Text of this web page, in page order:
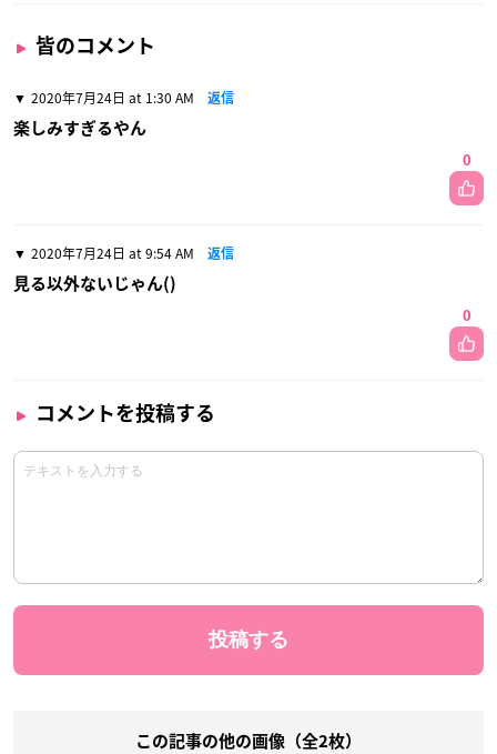
皆のコメント
2020年7月24日 at 1:30 AM 返信
楽しみすぎるやん
0
2020年7月24日 at 9:54 AM 返信
見る以外ないじゃん()
0
コメントを投稿する
この記事の他の画像（全2枚）